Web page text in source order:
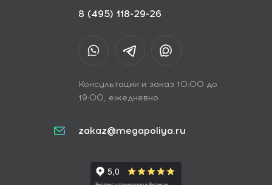
8 (495) 118-29-26
Консультации и заказ 10:00 до
19:00, ежедневно
zakaz@megapoliya.ru